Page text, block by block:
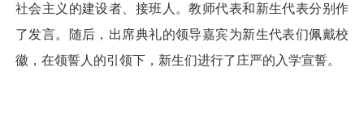
社会主义的建设者、接班人。教师代表和新生代表分别作
了发言。随后，出席典礼的领导嘉宾为新生代表们佩戴校
徽，在领誓人的引领下，新生们进行了庄严的入学宣誓。